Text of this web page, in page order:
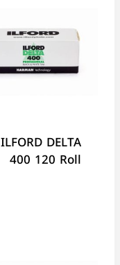
ILFORD DELTA
400 120 Roll